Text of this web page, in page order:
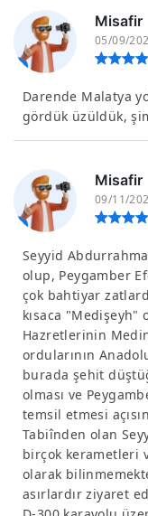
Misafir
05/09/
Darende Malatya
gördük üzüldük,
Misafir
09/11/
Seyyid
olup, Peygamber
çok bahtiyar
kısaca "Medişeyh"
Hazretlerinin
ordularının
burada şehit
olması ve
temsil etmesi
Tabiînden olan
birçok kerametleri
olarak
asırlardır ziyaret